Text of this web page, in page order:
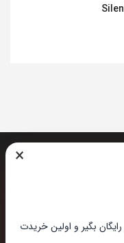
بهترین تخصصی ترین و
اماده کنه از این که
×
رایگان بگیر و اولین خریدت